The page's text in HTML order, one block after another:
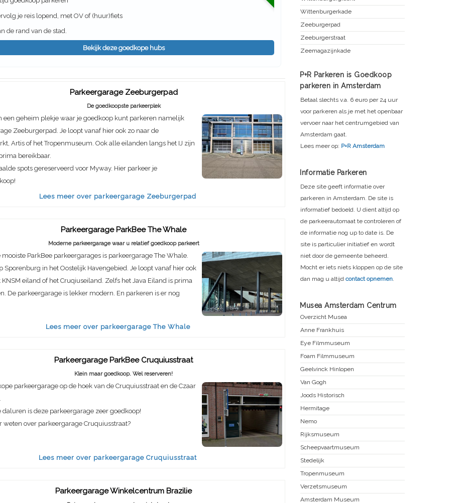
je reis lopend, met OV of (huur)fiets
de rand van de stad.
Bekijk deze goedkope hubs
Parkeergarage Zeeburgerpad
De goedkoopste parkeerplek
een geheim plekje waar je goedkoop kunt parkeren namelijk
Zeeburgerpad. Je loopt vanaf hier ook zo naar de
Artis of het Tropenmuseum. Ook alle eilanden langs het IJ zijn
bereikbaar.
spots gereserveerd voor Myway. Hier parkeer je
Lees meer over parkeergarage Zeeburgerpad
Parkeergarage ParkBee The Whale
Moderne parkeergarage waar u relatief goedkoop parkeert
mooiste ParkBee parkeergarages is parkeergarage The Whale.
Sporenburg in het Oostelijk Havengebied. Je loopt vanaf hier ook
KNSM eiland of het Cruqiuseiland. Zelfs het Java Eiland is prima
De parkeergarage is lekker modern. En parkeren is er nog
Lees meer over parkeergarage The Whale
Parkeergarage ParkBee Cruquiusstraat
Klein maar goedkoop. Wel reserveren!
parkeergarage op de hoek van de Cruquiusstraat en de Czaar
daluren is deze parkeergarage zeer goedkoop!
weten over parkeergarage Cruquiusstraat?
Lees meer over parkeergarage Cruquiusstraat
Parkeergarage Winkelcentrum Brazilie
Wittenburgerkade
Zeeburgerpad
Zeeburgerstraat
Zeemagazijnkade
P+R Parkeren is Goedkoop
parkeren in Amsterdam
Betaal slechts v.a. 6 euro per 24 uur
voor parkeren als je met het openbaar
vervoer naar het centrumgebied van
Amsterdam gaat.
Lees meer op: P+R Amsterdam
Informatie Parkeren
Deze site geeft informatie over
parkeren in Amsterdam. De site is
informatief bedoeld. U dient altijd op
de parkeerautomaat te controleren of
de informatie nog up to date is. De
site is particulier initiatief en wordt
niet door de gemeente beheerd.
Mocht er iets niets kloppen op de site
dan mag u altijd contact opnemen.
Musea Amsterdam Centrum
Overzicht Musea
Anne Frankhuis
Eye Filmmuseum
Foam Filmmuseum
Geelvinck Hinlopen
Van Gogh
Joods Historisch
Hermitage
Nemo
Rijksmuseum
Scheepvaartmuseum
Stedelijk
Tropenmuseum
Verzetsmuseum
Amsterdam Museum